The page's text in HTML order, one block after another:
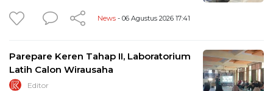
News - 06 Agustus 2026 17:41
Parepare Keren Tahap II, Laboratorium
Latih Calon Wirausaha
Editor